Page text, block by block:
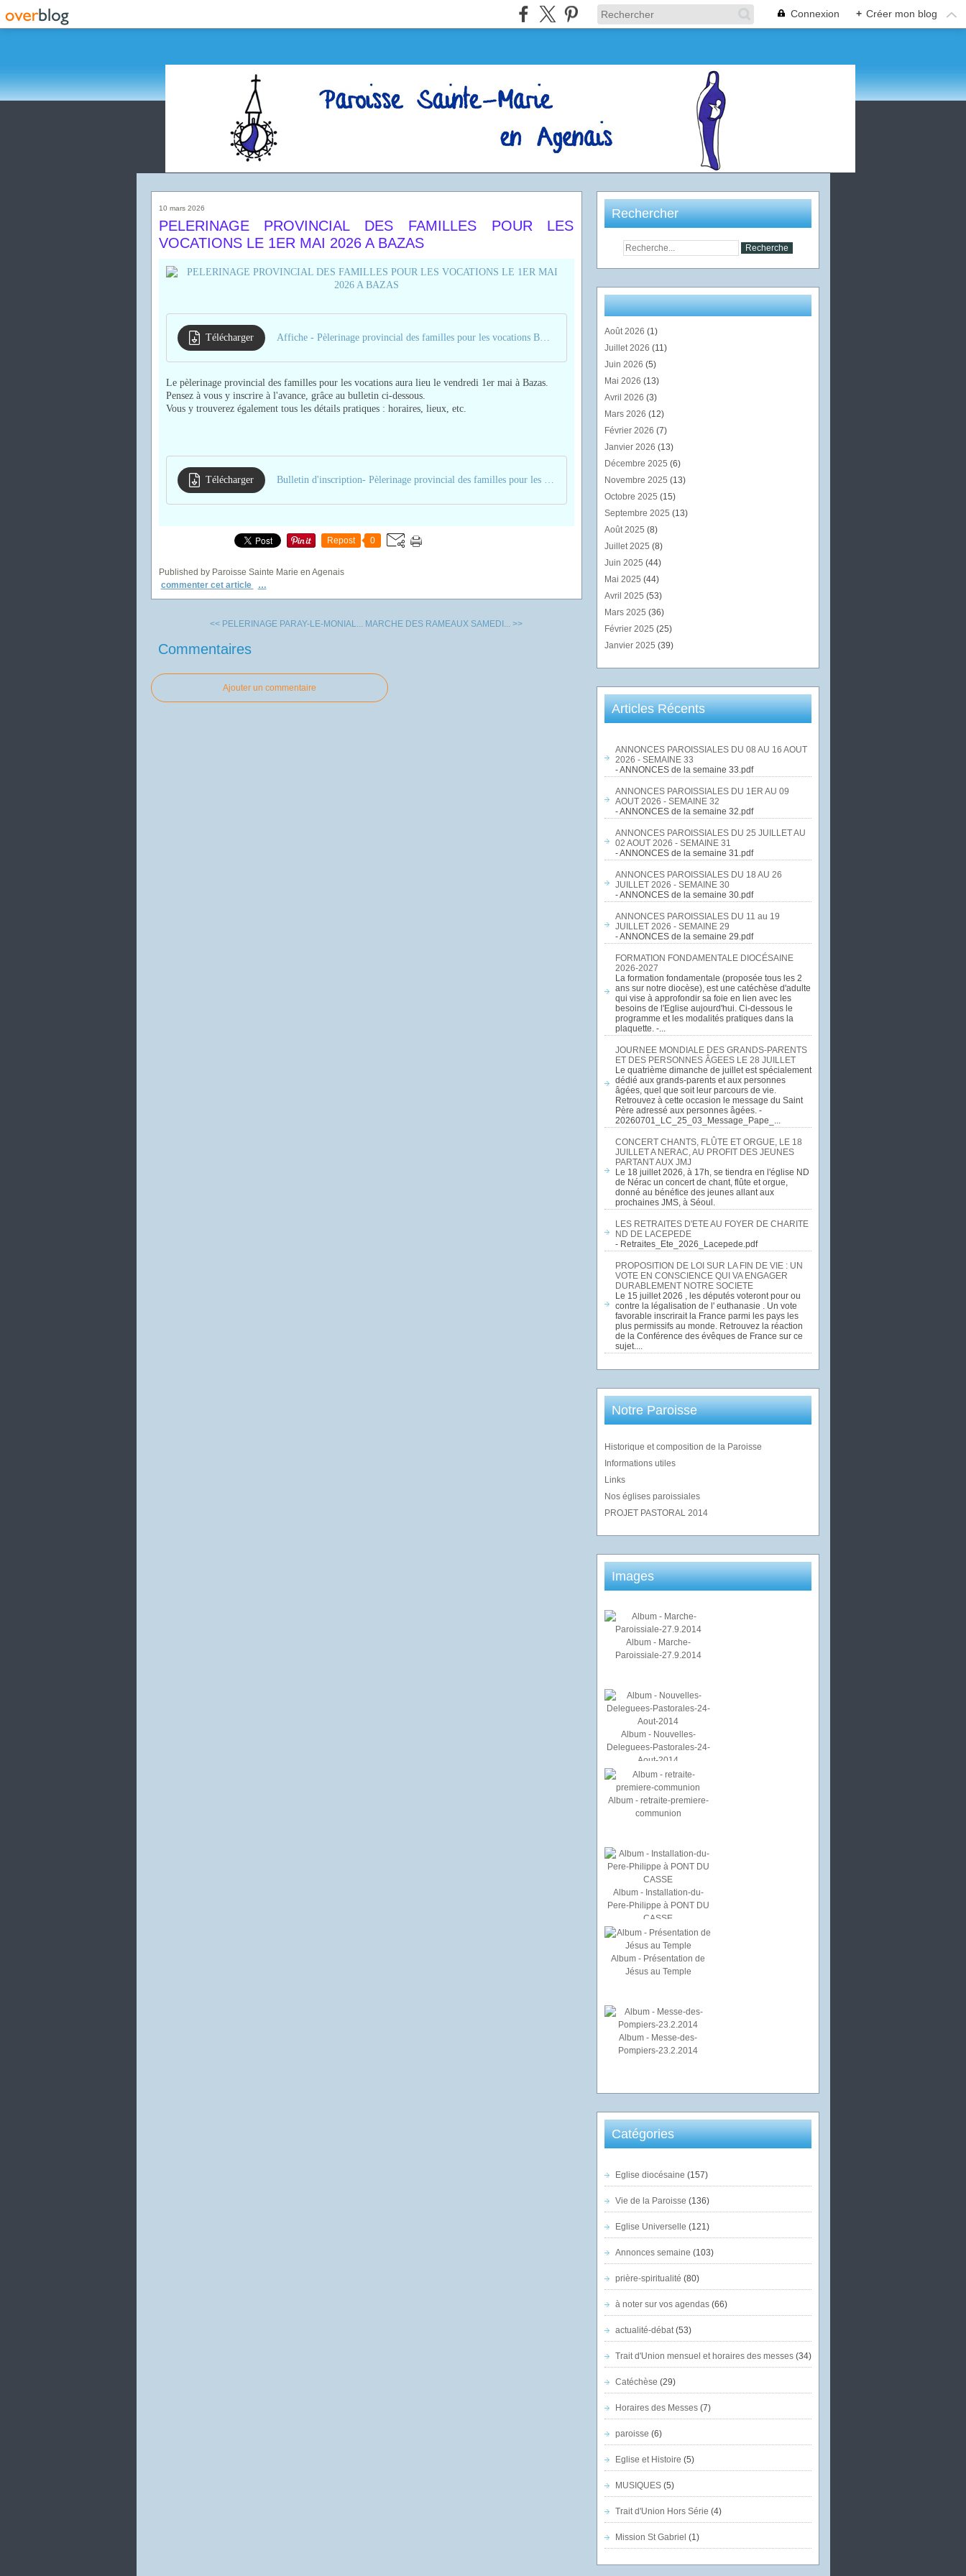
Connexion + Créer mon blog
10 mars 2026
PELERINAGE PROVINCIAL DES FAMILLES POUR LES
VOCATIONS LE 1ER MAI 2026 A BAZAS
Télécharger Affiche - Pèlerinage provincial des familles pour les vocations BAZAS
Le pèlerinage provincial des familles pour les vocations aura lieu le vendredi 1er mai à Bazas.
Pensez à vous y inscrire à l'avance, grâce au bulletin ci-dessous.
Vous y trouverez également tous les détails pratiques : horaires, lieux, etc.
Télécharger Bulletin d'inscription- Pèlerinage provincial des familles pour les vocations BAZAS
Repost 0
Published by Paroisse Sainte Marie en Agenais
commenter cet article
…
<< PELERINAGE PARAY-LE-MONIAL... MARCHE DES RAMEAUX SAMEDI... >>
Commentaires
Ajouter un commentaire
Rechercher
Août 2026 (1)
Juillet 2026 (11)
Juin 2026 (5)
Mai 2026 (13)
Avril 2026 (3)
Mars 2026 (12)
Février 2026 (7)
Janvier 2026 (13)
Décembre 2025 (6)
Novembre 2025 (13)
Octobre 2025 (15)
Septembre 2025 (13)
Août 2025 (8)
Juillet 2025 (8)
Juin 2025 (44)
Mai 2025 (44)
Avril 2025 (53)
Mars 2025 (36)
Février 2025 (25)
Janvier 2025 (39)
Articles Récents
ANNONCES PAROISSIALES DU 08 AU 16 AOUT
2026 - SEMAINE 33
- ANNONCES de la semaine 33.pdf
ANNONCES PAROISSIALES DU 1ER AU 09
AOUT 2026 - SEMAINE 32
- ANNONCES de la semaine 32.pdf
ANNONCES PAROISSIALES DU 25 JUILLET AU
02 AOUT 2026 - SEMAINE 31
- ANNONCES de la semaine 31.pdf
ANNONCES PAROISSIALES DU 18 AU 26
JUILLET 2026 - SEMAINE 30
- ANNONCES de la semaine 30.pdf
ANNONCES PAROISSIALES DU 11 au 19
JUILLET 2026 - SEMAINE 29
- ANNONCES de la semaine 29.pdf
FORMATION FONDAMENTALE DIOCÉSAINE
2026-2027
La formation fondamentale (proposée tous les 2
ans sur notre diocèse), est une catéchèse d'adulte
qui vise à approfondir sa foie en lien avec les
besoins de l'Eglise aujourd'hui. Ci-dessous le
programme et les modalités pratiques dans la
plaquette. -...
JOURNEE MONDIALE DES GRANDS-PARENTS
ET DES PERSONNES ÂGEES LE 28 JUILLET
Le quatrième dimanche de juillet est spécialement
dédié aux grands-parents et aux personnes
âgées, quel que soit leur parcours de vie.
Retrouvez à cette occasion le message du Saint
Père adressé aux personnes âgées. -
20260701_LC_25_03_Message_Pape_...
CONCERT CHANTS, FLÛTE ET ORGUE, LE 18
JUILLET A NERAC, AU PROFIT DES JEUNES
PARTANT AUX JMJ
Le 18 juillet 2026, à 17h, se tiendra en l'église ND
de Nérac un concert de chant, flûte et orgue,
donné au bénéfice des jeunes allant aux
prochaines JMS, à Séoul.
LES RETRAITES D'ETE AU FOYER DE CHARITE
ND DE LACEPEDE
- Retraites_Ete_2026_Lacepede.pdf
PROPOSITION DE LOI SUR LA FIN DE VIE : UN
VOTE EN CONSCIENCE QUI VA ENGAGER
DURABLEMENT NOTRE SOCIETE
Le 15 juillet 2026 , les députés voteront pour ou
contre la légalisation de l' euthanasie . Un vote
favorable inscrirait la France parmi les pays les
plus permissifs au monde. Retrouvez la réaction
de la Conférence des évêques de France sur ce
sujet....
Notre Paroisse
Historique et composition de la Paroisse
Informations utiles
Links
Nos églises paroissiales
PROJET PASTORAL 2014
Images
Album - Marche-
Paroissiale-27.9.2014
Album - Nouvelles-
Deleguees-Pastorales-24-
Aout-2014
Album - retraite-premiere-
communion
Album - Installation-du-
Pere-Philippe à PONT DU
CASSE
Album - Présentation de
Jésus au Temple
Album - Messe-des-
Pompiers-23.2.2014
Catégories
Eglise diocésaine (157)
Vie de la Paroisse (136)
Eglise Universelle (121)
Annonces semaine (103)
prière-spiritualité (80)
à noter sur vos agendas(66)
actualité-débat(53)
Trait d'Union mensuel et horaires des messes(34)
Catéchèse (29)
Horaires des Messes(7)
paroisse (6)
Eglise et Histoire (5)
MUSIQUES(5)
Trait d'Union Hors Série (4)
Mission St Gabriel (1)